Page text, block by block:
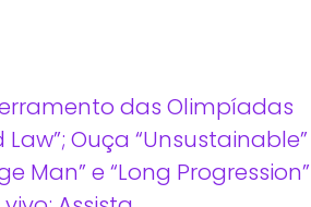
das Olimpíadas
Ouça “Unsustainable”
Man” e “Long Progression”